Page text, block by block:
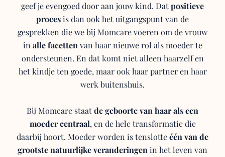
geef je evengoed door aan jouw kind. Datpositieve
procesis dan ook het uitgangspunt van de
gesprekken die we bij Momcare voeren om de vrouw
inalle facettenvan haar nieuwe rol als moeder te
ondersteunen. En dat komt niet alleen haarzelf en
het kindje ten goede, maar ook haar partner en haar
werk buitenshuis.
Bij Momcare staatde geboorte van haar als een
moeder centraal, en de hele transformatie die
daarbij hoort. Moeder worden is tenslotteéén van de
grootste natuurlijke veranderingenin het leven van